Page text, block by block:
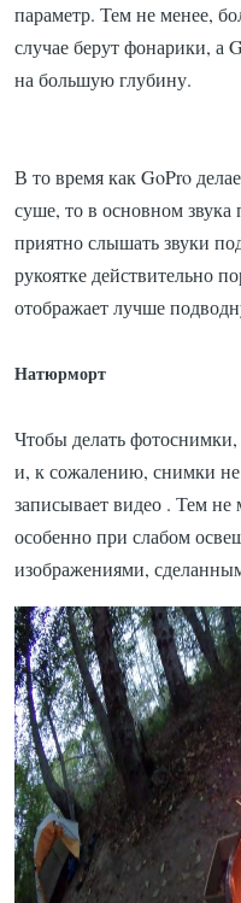
параметр. Тем не менее,
случае берут фонарики, а
на большую глубину.
В то время как GoPro
суше, то в основном звука
приятно слышать звуки
рукоятке действительно
отображает лучше
Натюрморт
Чтобы делать
и, к сожалению, снимки
записывает видео . Тем не
особенно при слабом
изображениями,